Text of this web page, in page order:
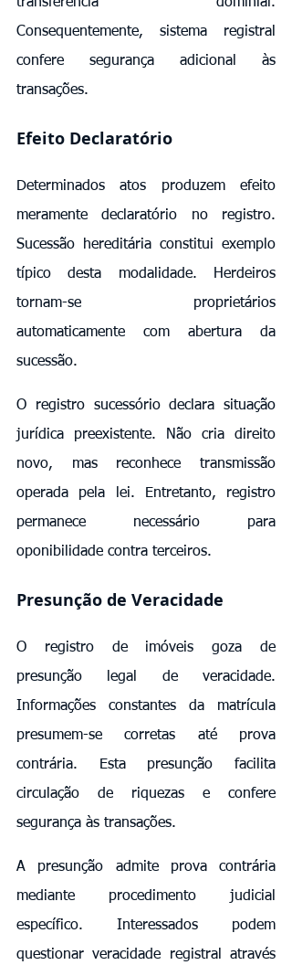
Consequentemente, sistema registral
confere segurança adicional às
transações.
Efeito Declaratório
Determinados atos produzem efeito
meramente declaratório no registro.
Sucessão hereditária constitui exemplo
típico desta modalidade. Herdeiros
tornam-se proprietários
automaticamente com abertura da
sucessão.
O registro sucessório declara situação
jurídica preexistente. Não cria direito
novo, mas reconhece transmissão
operada pela lei. Entretanto, registro
permanece necessário para
oponibilidade contra terceiros.
Presunção de Veracidade
O registro de imóveis goza de
presunção legal de veracidade.
Informações constantes da matrícula
presumem-se corretas até prova
contrária. Esta presunção facilita
circulação de riquezas e confere
segurança às transações.
A presunção admite prova contrária
mediante procedimento judicial
específico. Interessados podem
questionar veracidade registral através